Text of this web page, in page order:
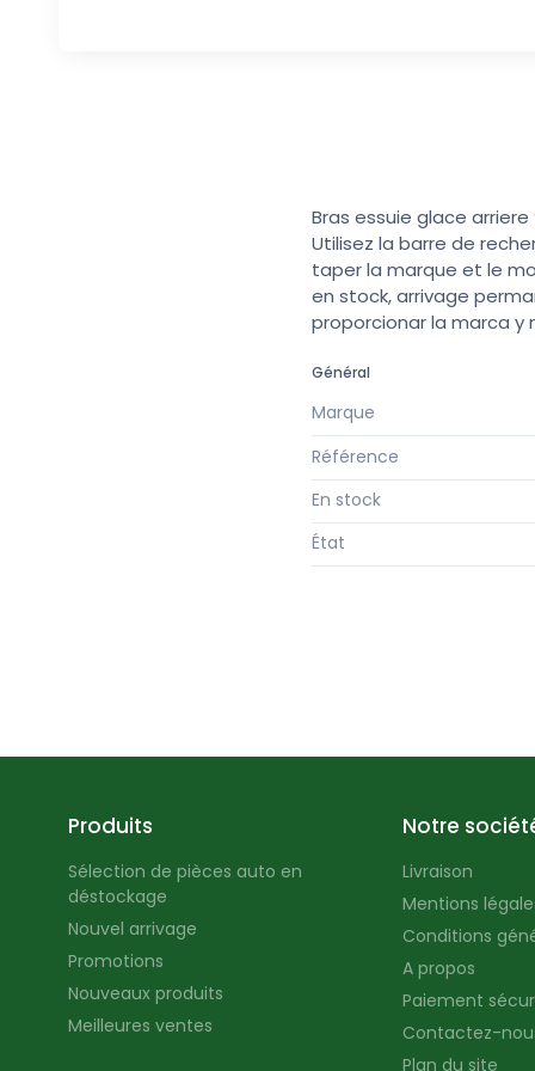
Bras essuie glace arriere
Utilisez la barre de
taper la marque et le
en stock, arrivage
proporcionar la marca y
Général
Marque
Référence
En stock
État
Produits
Sélection de pièces auto en
déstockage
Nouvel arrivage
Promotions
Nouveaux produits
Meilleures ventes
Notre
Livraison
Mentions
Conditions
A propos
Paiement
Contactez-
Plan du site